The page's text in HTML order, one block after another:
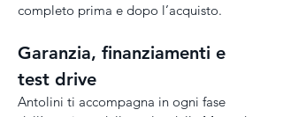
completo prima e dopo l’acquisto.
Garanzia, finanziamenti e
test drive
Antolini ti accompagna in ogni fase